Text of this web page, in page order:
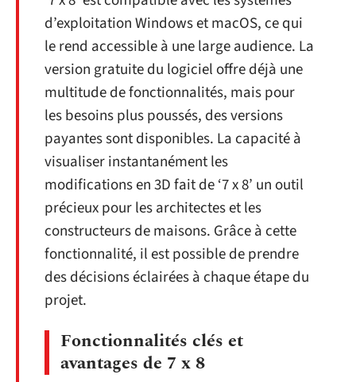
d’exploitation Windows et macOS, ce qui
le rend accessible à une large audience. La
version gratuite du logiciel offre déjà une
multitude de fonctionnalités, mais pour
les besoins plus poussés, des versions
payantes sont disponibles. La capacité à
visualiser instantanément les
modifications en 3D fait de ‘7 x 8’ un outil
précieux pour les architectes et les
constructeurs de maisons. Grâce à cette
fonctionnalité, il est possible de prendre
des décisions éclairées à chaque étape du
projet.
Fonctionnalités clés et
avantages de 7 x 8